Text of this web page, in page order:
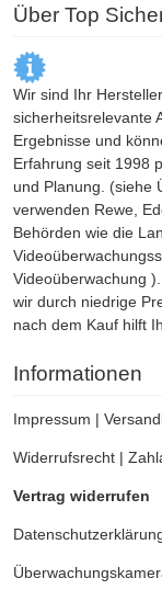
Über Top
Wir sind Ihr
sicherheitsrelevante
Ergebnisse und
Erfahrung seit 1998
und Planung. (siehe
verwenden Rewe,
Behörden wie die
Videoüberwachung
wir durch niedrige
nach dem Kauf hilft
Informationen
Impressum |
Widerrufsrecht |
Vertrag widerrufen